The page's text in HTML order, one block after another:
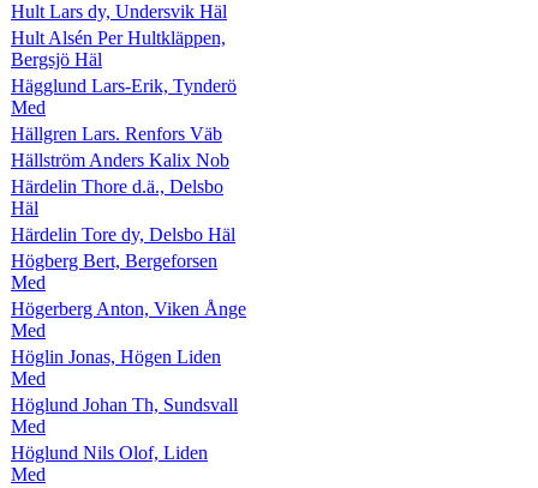
Hult Lars dy, Undersvik Häl
Hult Alsén Per Hultkläppen,
Bergsjö Häl
Hägglund Lars-Erik, Tynderö
Med
Hällgren Lars. Renfors Väb
Hällström Anders Kalix Nob
Härdelin Thore d.ä., Delsbo
Häl
Härdelin Tore dy, Delsbo Häl
Högberg Bert, Bergeforsen
Med
Högerberg Anton, Viken Ånge
Med
Höglin Jonas, Högen Liden
Med
Höglund Johan Th, Sundsvall
Med
Höglund Nils Olof, Liden
Med